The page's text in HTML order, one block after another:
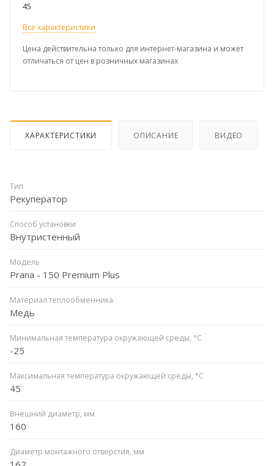
45
Все характеристики
Цена действительна только для интернет-магазина и может
отличаться от цен в розничных магазинах
ХАРАКТЕРИСТИКИ ОПИСАНИЕ ВИДЕО
Тип
Рекуператор
Способ установки
Внутристенный
Модель
Prana - 150 Premium Plus
Материал теплообменника
Медь
Минимальная температура окружающей среды, °С
-25
Максимальная температура окружающей среды, °С
45
Внешний диаметр, мм
160
Диаметр монтажного отверстия, мм